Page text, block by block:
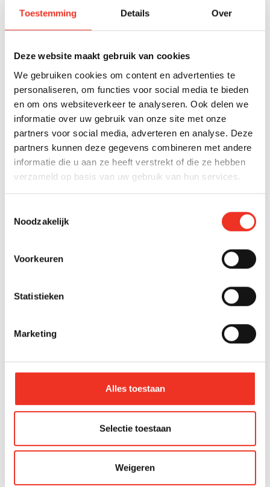
Toestemming Details Over
Deze website maakt gebruik van cookies
We gebruiken cookies om content en advertenties te
personaliseren, om functies voor social media te bieden
en om ons websiteverkeer te analyseren. Ook delen we
informatie over uw gebruik van onze site met onze
partners voor social media, adverteren en analyse. Deze
partners kunnen deze gegevens combineren met andere
informatie die u aan ze heeft verstrekt of die ze hebben
verzameld op basis van uw gebruik van hun services.
Noodzakelijk
Voorkeuren
Statistieken
Marketing
Alles toestaan
Selectie toestaan
Weigeren
UITVOERING VAN ENERGIEVERBETERINGEN?
Een makelaar coördineert energieverbeteringen door
een planning op te stellen, betrouwbare leveranciers te
selecteren en de voortgang te bewaken. Ze zorgen
ervoor dat alle werkzaamheden tijdig en volgens
afspraak worden uitgevoerd, zodat de woning optimaal
gepresenteerd kan worden aan potentiële kopers.
De makelaar begint met het maken van een realistisch
Vervolgens selecteren ze gekwalificeerde professionals
uit hun netwerk, vaak met wie ze al eerder succesvol
Tijdens de uitvoering houdt de makelaar toezicht op de
kwaliteit en de planning. Ze communiceren regelmatig
met de uitvoerders en houden je als eigenaar op de
ervoor dat alle benodigde certificaten en
garantiebewijzen correct worden opgeleverd.
jarenlange ervaring en ons uitgebreide netwerk van
specialisten zorgen we ervoor dat je woning optimaal
wordt voorbereid op de verkoop.Neem contact op
voor jouw woning.